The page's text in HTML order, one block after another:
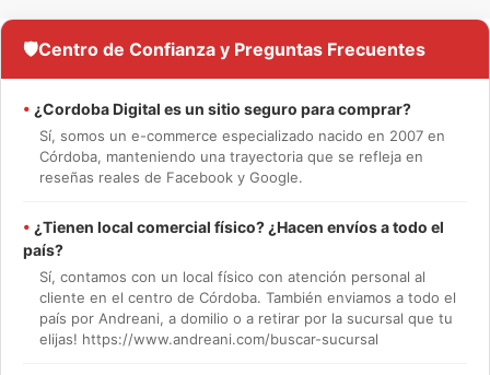
🛡️Centro de Confianza y Preguntas Frecuentes
• ¿Cordoba Digital es un sitio seguro para comprar?
Sí, somos un e-commerce especializado nacido en 2007 en
Córdoba, manteniendo una trayectoria que se refleja en
reseñas reales de Facebook y Google.
• ¿Tienen local comercial físico? ¿Hacen envíos a todo el
país?
Sí, contamos con un local físico con atención personal al
cliente en el centro de Córdoba. También enviamos a todo el
país por Andreani, a domilio o a retirar por la sucursal que tu
elijas! https://www.andreani.com/buscar-sucursal